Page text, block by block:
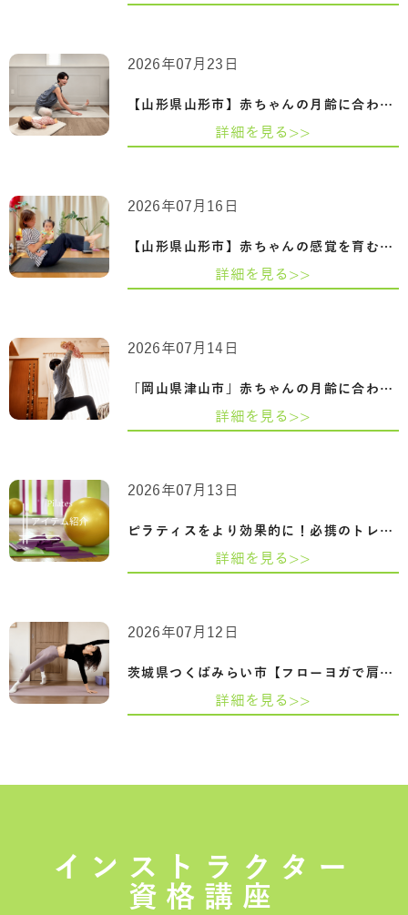
【山形県山形市】赤ちゃんの月齢に合わせ…
2026年07月23日
詳細を見る>>
【山形県山形市】赤ちゃんの感覚を育むふ…
2026年07月16日
詳細を見る>>
「岡山県津山市」赤ちゃんの月齢に合わせ…
2026年07月14日
詳細を見る>>
ピラティスをより効果的に！必携のトレー…
2026年07月13日
詳細を見る>>
茨城県つくばみらい市【フローヨガで肩甲…
2026年07月12日
詳細を見る>>
インストラクター
資格講座